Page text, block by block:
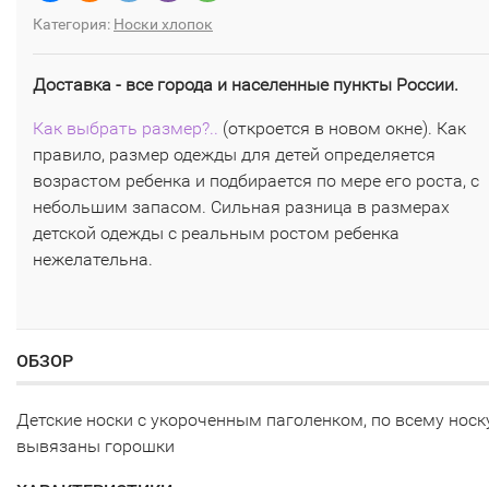
Категория: Носки хлопок
Доставка - все города и населенные пункты России.
Как выбрать размер?.. (откроется в новом окне). Как
правило, размер одежды для детей определяется
возрастом ребенка и подбирается по мере его роста, с
небольшим запасом. Сильная разница в размерах
детской одежды с реальным ростом ребенка
нежелательна.
ОБЗОР
Детские носки с укороченным паголенком, по всему
вывязаны горошки